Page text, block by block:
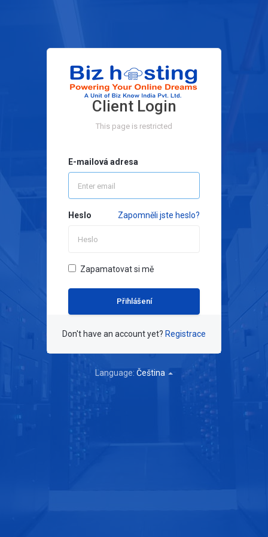
Client Login
This page is restricted
E-mailová adresa
Heslo Zapomněli jste heslo?
Zapamatovat si mě
Don't have an account yet? Registrace
Language: Čeština